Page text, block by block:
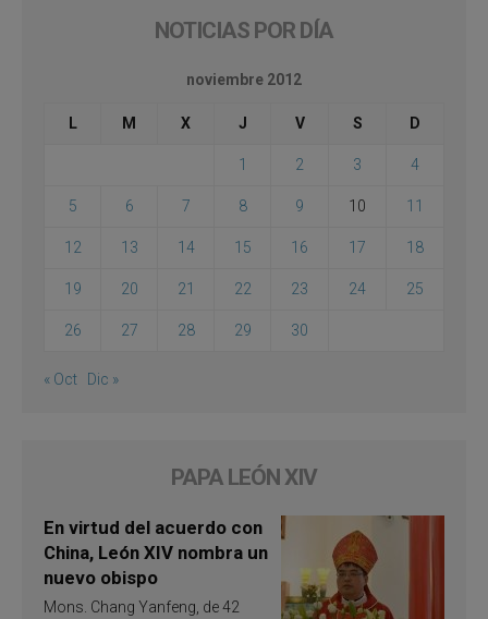
NOTICIAS POR DÍA
noviembre 2012
L M X J V S D
1 2 3 4
5 6 7 8 9 10 11
12 13 14 15 16 17 18
19 20 21 22 23 24 25
26 27 28 29 30
« Oct Dic »
PAPA LEÓN XIV
En virtud del acuerdo con
China, León XIV nombra un
nuevo obispo
Mons. Chang Yanfeng, de 42